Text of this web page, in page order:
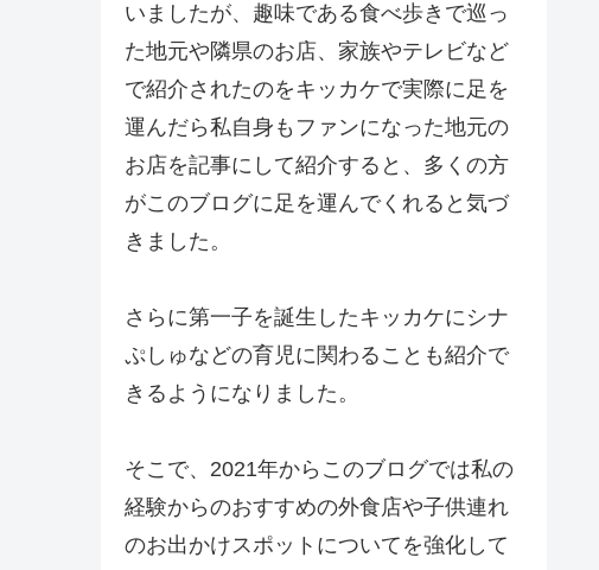
いましたが、趣味である食べ歩きで巡っ
た地元や隣県のお店、家族やテレビなど
で紹介されたのをキッカケで実際に足を
運んだら私自身もファンになった地元の
お店を記事にして紹介すると、多くの方
がこのブログに足を運んでくれると気づ
きました。
さらに第一子を誕生したキッカケにシナ
ぷしゅなどの育児に関わることも紹介で
きるようになりました。
そこで、2021年からこのブログでは私の
経験からのおすすめの外食店や子供連れ
のお出かけスポットについてを強化して